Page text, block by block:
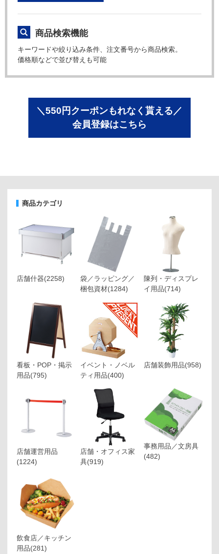
商品検索機能
キーワードや絞り込み条件、注文番号から商品検索。
価格順などで並び替えも可能
＼550円クーポンもれなく貰える／
会員登録はこちら
商品カテゴリ
店舗什器(2258)
袋／ラッピング／
梱包資材(1284)
陳列・ディスプレ
イ用品(714)
看板・POP・掲示
用品(795)
イベント・ノベル
ティ用品(400)
店舗装飾用品(958)
店舗運営用品
(1224)
店舗・オフィス家
具(919)
事務用品／文房具
(482)
飲食店／キッチン
用品(281)